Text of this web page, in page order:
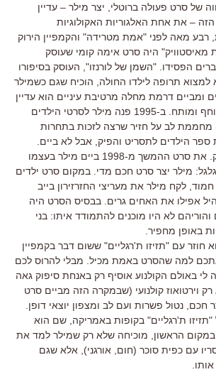
של סרט פעולה ברוטלי, יצר מילר – עדיין
– את אחת האלגוריות האקולוגיות
רבע מאה לפני "אמת מטרידה" והקמפיין הירוק
מאיסטוויק" היה סרט אימה קומי שעוסק
הפסידו. "השמן של לורנזו", העוסק בסיפורו
תרופה לילדו החולה, הוכיח שגם כשמילר
ומביים דרמת מחלה מרטיבת עיניים הוא עדיין
עושה את זה באופן סוחף ומותח. ב-1995 פנה מילר לסרטי הילדים
מחממת לב על חזיר שרצה לזכות בתחרות
ספר הילדים לתסריט והפיק, אבל לא ביים.
הסרט הפך ללהיט ענק. את סרט ההמשך מ-1998 ביים מילר בעצמו
מילר יצר סרט חכם מדי. במקום סרט ילדים
לקח מילר את מעריצי החזרזירון בייב
אפילו את האחים גרים. בבסיס הסרט היה
לא היו מוכנים להתמודד איתו: בני
באופן מחפיר.
חוזר עם "תזיזו ת'רגליים" ששום דבר בקמפיין
אתכם למה שהסרט באמת מכיל. מבלי להרוס לכם
באולם הקולנוע אוסיף רק באנחת סיפוק גאה
וירטואוז קולנועי (שבמקרה הזה מביים סרט
חכם, נטול פשרות ועם לב ומצפון יוצאי דופן.
ת'רגליים" בקופות באמריקה, שם הוא
הראשון, מוכיחה שלא רק שמילר למד את
עם כפית סוכר (חום, אורגני), אלא שגם